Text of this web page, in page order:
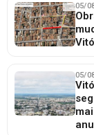
05/
05/